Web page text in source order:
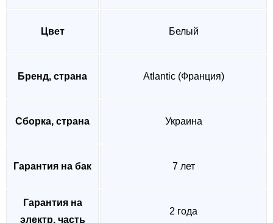
Цвет Белый
Бренд, страна Atlantic (Франция)
Сборка, страна Украина
Гарантия на бак 7 лет
Гарантия на
электр. часть
2 года